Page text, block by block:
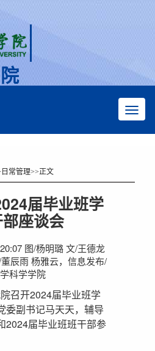
日常管理>>正文
届毕业班学
座谈会
图/杨明璐 文/王德龙
辰雨 杨雅云，信息发布/
科学学院
召开2024届毕业班学
委副书记马天天，辅导
2024届毕业班班干部参